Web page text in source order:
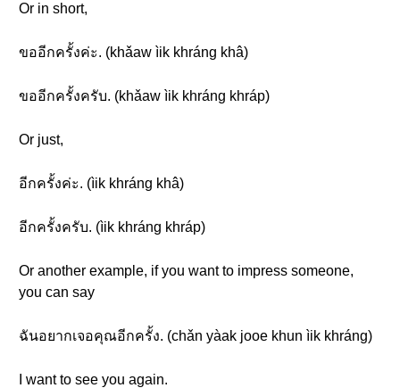
Or in short,
ขออีกครั้งค่ะ. (khǎaw ìik khráng khâ)
ขออีกครั้งครับ. (khǎaw ìik khráng khráp)
Or just,
อีกครั้งค่ะ. (ìik khráng khâ)
อีกครั้งครับ. (ìik khráng khráp)
Or another example, if you want to impress someone,
you can say
ฉันอยากเจอคุณอีกครั้ง. (chǎn yàak jooe khun ìik khráng)
I want to see you again.